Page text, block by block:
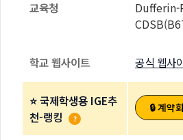
교육청
Dufferin-
학교 웹사이트 공식 웹사
⭐ 국제학생용 IGE추
천-랭킹
?
🔒 계약